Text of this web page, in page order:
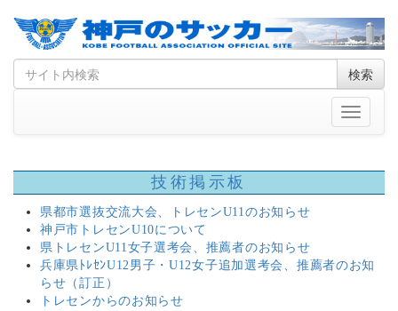
Skip
to
Search
for
検索
Toggle
技術掲示板
県都市選抜交流大会、トレセンU11のお知らせ
神戸市トレセンU10について
県トレセンU11女子選考会、推薦者のお知らせ
兵庫県ﾄﾚｾﾝU12男子・U12女子追加選考会、推薦者のお知
らせ（訂正）
トレセンからのお知らせ